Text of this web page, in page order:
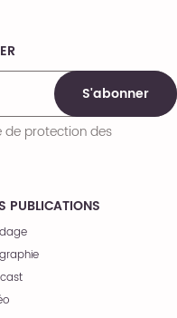
PUBLICATIONS
S'abonner
de protection des